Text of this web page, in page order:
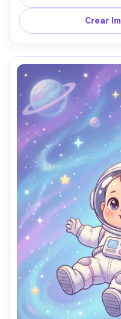
profundidad de campo,
Crear